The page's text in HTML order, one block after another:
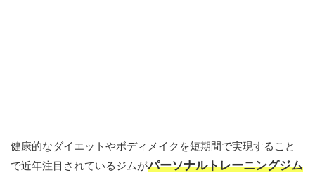
健康的なダイエットやボディメイクを短期間で実現すること
で近年注目されているジムがパーソナルトレーニングジム